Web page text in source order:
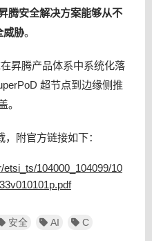
腾安全解决方案能够从不
威胁。
昇腾产品体系中系统化落
超节点到边缘侧推
。
附官方链接如下：
104000_104099/10
安全 AI C